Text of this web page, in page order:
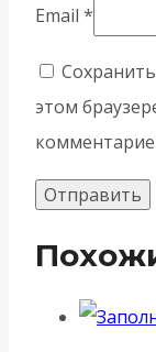
Email *
этом